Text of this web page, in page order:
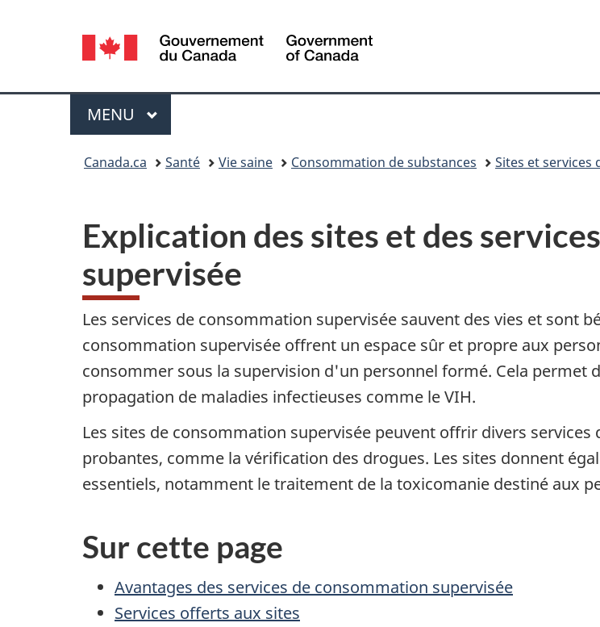
sujet
HTML
Sélection
de
la
langue
Canada
Menu
MENU PRINCIPAL
Canada.ca Santé Vie saine Consommation de substances Sites et services
Explication des sites et des
supervisée
Les services de consommation supervisée sauvent des vies et sont
consommation supervisée offrent un espace sûr et propre aux
consommer sous la supervision d'un personnel formé. Cela permet
propagation de maladies infectieuses comme le VIH.
Les sites de consommation supervisée peuvent offrir divers
probantes, comme la vérification des drogues. Les sites donnent
essentiels, notamment le traitement de la toxicomanie destiné aux
Sur cette page
Avantages des services de consommation supervisée
Services offerts aux sites